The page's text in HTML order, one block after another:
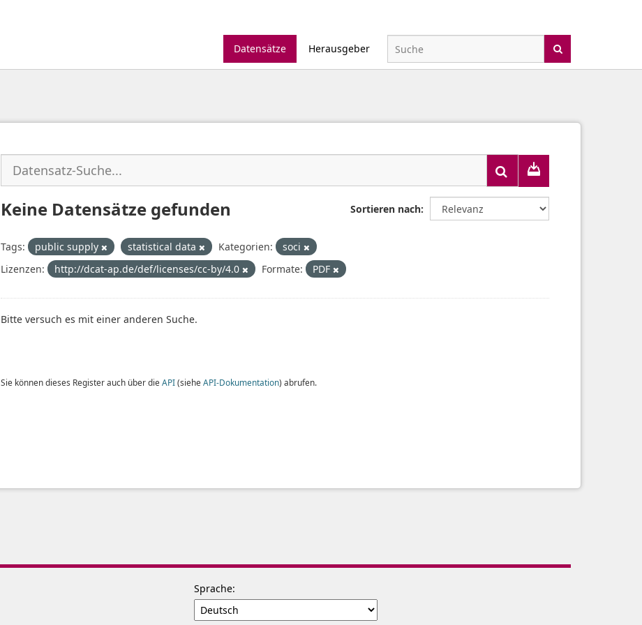
Datensätze
Herausgeber
Sortieren nach
Keine Datensätze gefunden
Tags: public supply statistical data Kategorien:
soci
Lizenzen:
http://dcat-ap.de/def/licenses/cc-by/4.0 Formate: PDF
Bitte versuch es mit einer anderen Suche.
Sie können dieses Register auch über die API(siehe API-Dokumentation) abrufen.
Sprache